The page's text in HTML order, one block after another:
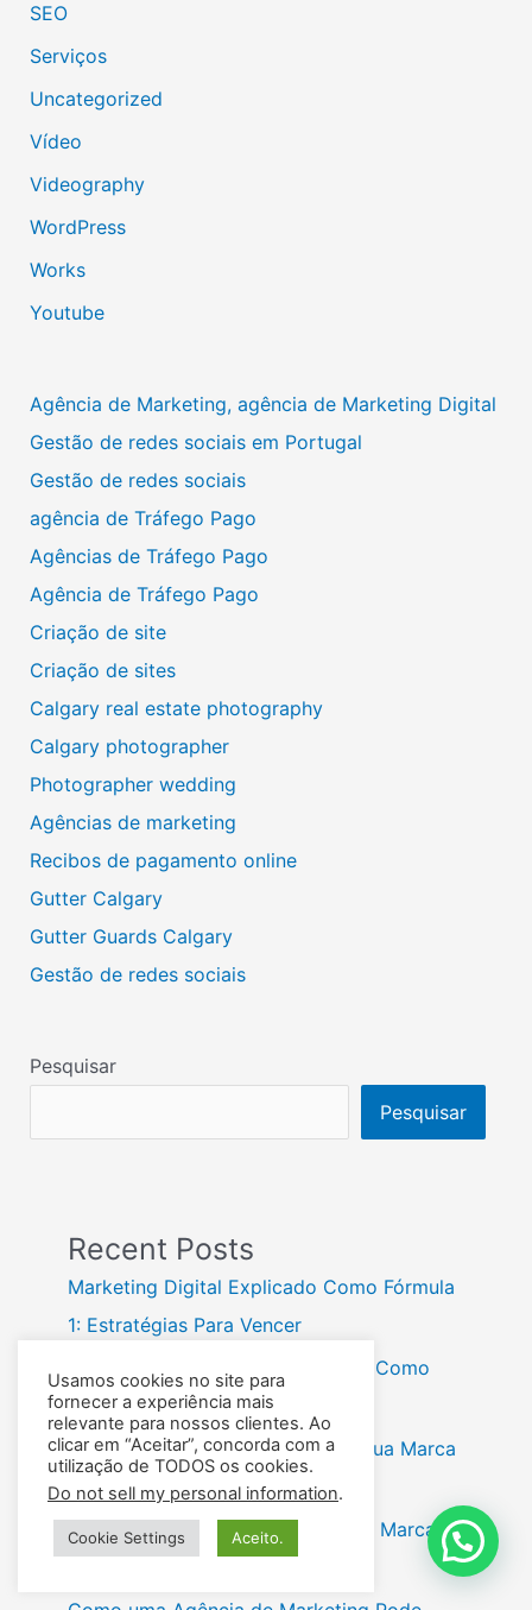
SEO
Serviços
Uncategorized
Vídeo
Videography
WordPress
Works
Youtube
Agência de Marketing, agência de Marketing Digital
Gestão de redes sociais em Portugal
Gestão de redes sociais
agência de Tráfego Pago
Agências de Tráfego Pago
Agência de Tráfego Pago
Criação de site
Criação de sites
Calgary real estate photography
Calgary photographer
Photographer wedding
Agências de marketing
Recibos de pagamento online
Gutter Calgary
Gutter Guards Calgary
Gestão de redes sociais
Pesquisar
Pesquisar
Recent Posts
Marketing Digital Explicado Como Fórmula
1: Estratégias Para Vencer
Gestão de Leads para WhatsApp: Como
Organizar Contatos e Mais
Redes Sociais: Como Fortalecer Sua Marca
em 2026
Todo Comentário é Bom Para Sua Marca?
Usamos cookies no site para
fornecer a experiência mais
relevante para nossos clientes. Ao
clicar em “Aceitar”, concorda com a
utilização de TODOS os cookies.
Do not sell my personal information.
Cookie Settings Aceito.